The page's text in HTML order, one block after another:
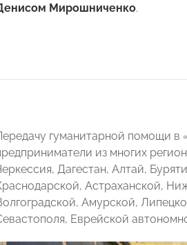
Мирошниченко.
гуманитарной помощи
из многих
Дагестан, Алтай,
Астраханской,
Амурской,
Еврейской